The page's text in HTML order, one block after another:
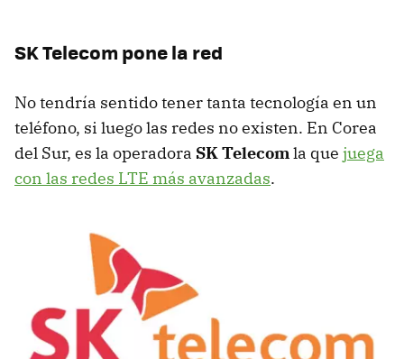
SK Telecom pone la red
No tendría sentido tener tanta tecnología en un
teléfono, si luego las redes no existen. En Corea
del Sur, es la operadora SK Telecomla que juega
con las redes LTE más avanzadas.